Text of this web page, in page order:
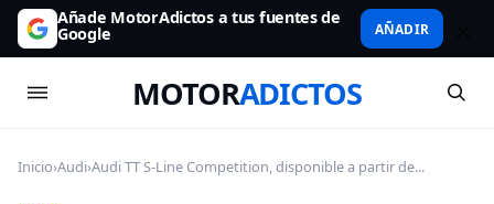
Añade MotorAdictos a tus fuentes de
Google AÑADIR
MOTORADICTOS
Inicio›Audi›Audi TT S-Line Competition, disponible a partir de...